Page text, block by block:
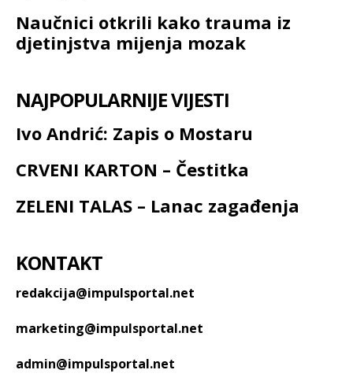
Naučnici otkrili kako trauma iz
djetinjstva mijenja mozak
NAJPOPULARNIJE VIJESTI
Ivo Andrić: Zapis o Mostaru
CRVENI KARTON – Čestitka
ZELENI TALAS – Lanac zagađenja
KONTAKT
redakcija@impulsportal.net
marketing@impulsportal.net
admin@impulsportal.net